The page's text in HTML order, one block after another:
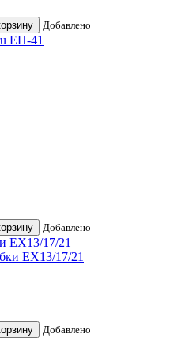
Добавлено
EH-41
Добавлено
ЕХ13/17/21
Добавлено